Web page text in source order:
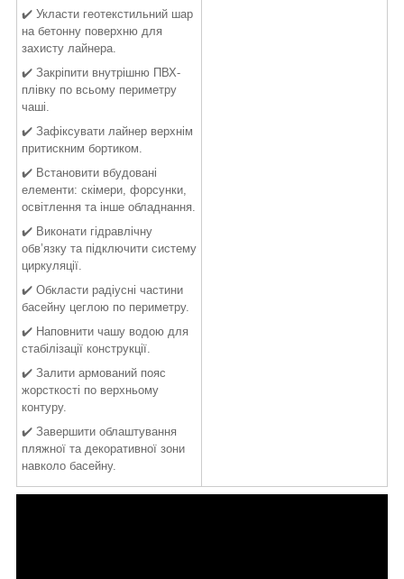
✔️ Укласти геотекстильний шар
на бетонну поверхню для
захисту лайнера.
✔️ Закріпити внутрішню ПВХ-
плівку по всьому периметру
чаші.
✔️ Зафіксувати лайнер верхнім
притискним бортиком.
✔️ Встановити вбудовані
елементи: скімери, форсунки,
освітлення та інше обладнання.
✔️ Виконати гідравлічну
обв’язку та підключити систему
циркуляції.
✔️ Обкласти радіусні частини
басейну цеглою по периметру.
✔️ Наповнити чашу водою для
стабілізації конструкції.
✔️ Залити армований пояс
жорсткості по верхньому
контуру.
✔️ Завершити облаштування
пляжної та декоративної зони
навколо басейну.